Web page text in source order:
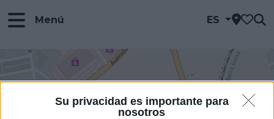
Su privacidad es importante para
nosotros
Menú ES